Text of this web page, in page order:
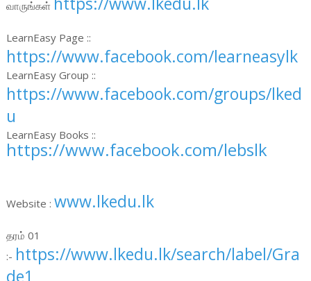
வாருங்கள்
LearnEasy Page ::
https://www.facebook.com/learneasylk
LearnEasy Group ::
https://www.facebook.com/groups/lked
u
LearnEasy Books ::
https://www.facebook.com/lebslk
Website : www.lkedu.lk
தரம் 01
:- https://www.lkedu.lk/search/label/Gra
de1